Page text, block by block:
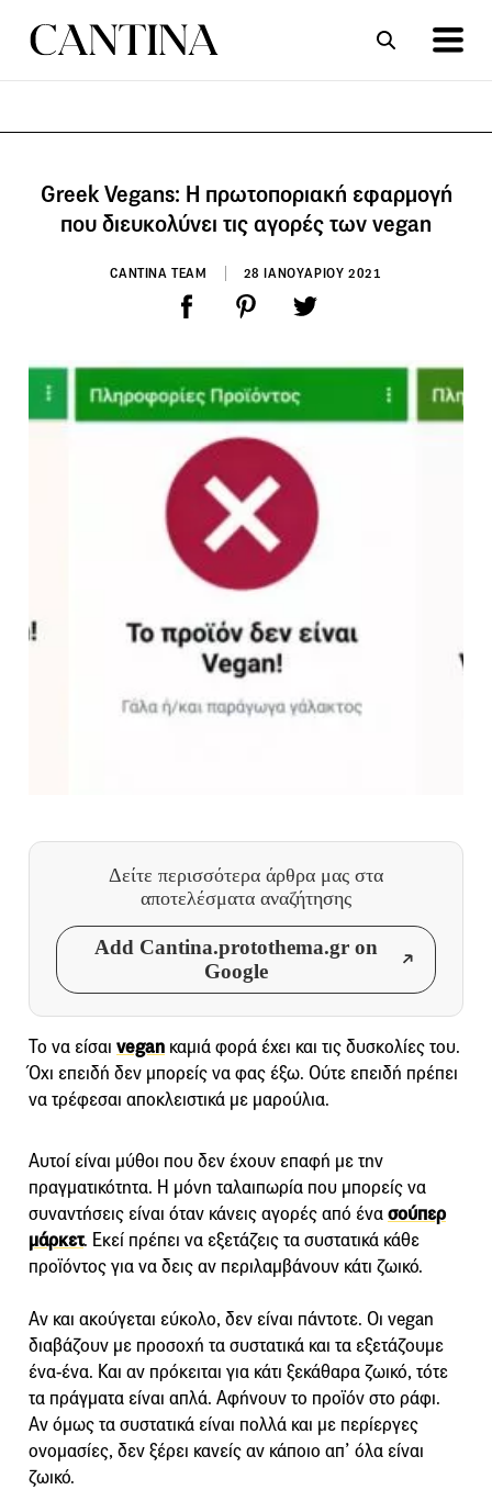
Greek Vegans: Η πρωτοποριακή εφαρμογή
που διευκολύνει τις αγορές των vegan
CANTINA TEAM 28 ΙΑΝΟΥΑΡΙΟΥ 2021
Δείτε περισσότερα άρθρα μας στα
αποτελέσματα αναζήτησης
Add Cantina.protothema.gr on
Google
Το να είσαι vegan καμιά φορά έχει και τις δυσκολίες του.
Όχι επειδή δεν μπορείς να φας έξω. Ούτε επειδή πρέπει
να τρέφεσαι αποκλειστικά με μαρούλια.
Αυτοί είναι μύθοι που δεν έχουν επαφή με την
πραγματικότητα. Η μόνη ταλαιπωρία που μπορείς να
συναντήσεις είναι όταν κάνεις αγορές από ένασούπερ
μάρκετ. Εκεί πρέπει να εξετάζεις τα συστατικά κάθε
προϊόντος για να δεις αν περιλαμβάνουν κάτι ζωικό.
Αν και ακούγεται εύκολο, δεν είναι πάντοτε. Οι vegan
διαβάζουν με προσοχή τα συστατικά και τα εξετάζουμε
ένα-ένα. Και αν πρόκειται για κάτι ξεκάθαρα ζωικό, τότε
τα πράγματα είναι απλά. Αφήνουν το προϊόν στο ράφι.
Αν όμως τα συστατικά είναι πολλά και με περίεργες
ονομασίες, δεν ξέρει κανείς αν κάποιο απ’ όλα είναι
ζωικό.